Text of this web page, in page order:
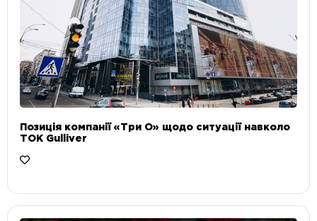
Позиція компанії «Три О» щодо ситуації навколо
ТОК Gulliver